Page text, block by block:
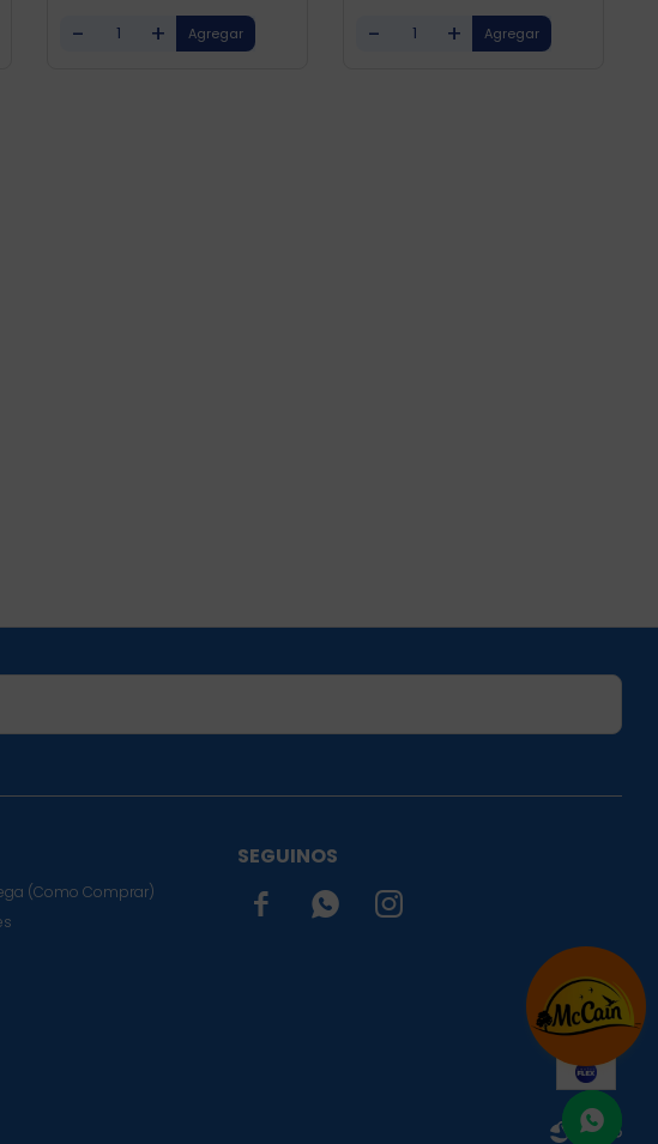
- + - +
(Como Comprar)
SEGUINOS

 